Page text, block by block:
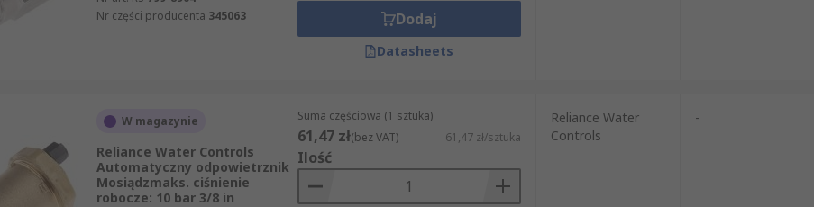
Nr części producenta 345063 Dodaj
Datasheets
W magazynie
Reliance Water Controls
Automatyczny odpowietrznik
Mosiądzmaks. ciśnienie
robocze: 10 bar 3/8 in
Suma częściowa (1 sztuka)
61,47 zł(bez VAT) 61,47 zł/sztuka
Ilość
Reliance Water
Controls
-